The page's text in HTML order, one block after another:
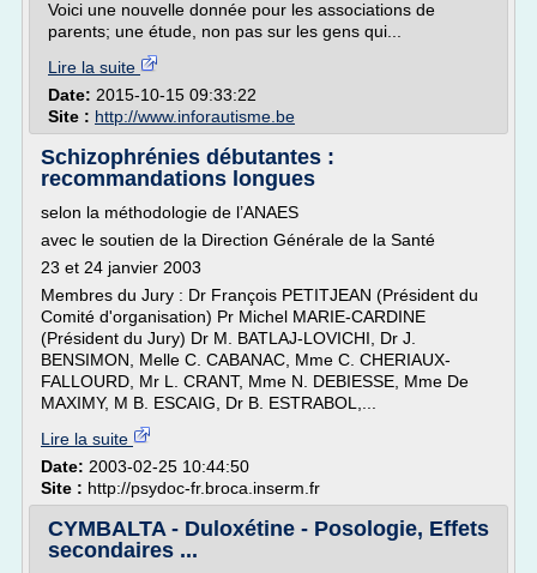
Voici une nouvelle donnée pour les associations de
parents; une étude, non pas sur les gens qui...
Lire la suite
Date: 2015-10-15 09:33:22
Site : http://www.inforautisme.be
Schizophrénies débutantes :
recommandations longues
selon la méthodologie de l’ANAES
avec le soutien de la Direction Générale de la Santé
23 et 24 janvier 2003
Membres du Jury : Dr François PETITJEAN (Président du
Comité d'organisation) Pr Michel MARIE-CARDINE
(Président du Jury) Dr M. BATLAJ-LOVICHI, Dr J.
BENSIMON, Melle C. CABANAC, Mme C. CHERIAUX-
FALLOURD, Mr L. CRANT, Mme N. DEBIESSE, Mme De
MAXIMY, M B. ESCAIG, Dr B. ESTRABOL,...
Lire la suite
Date: 2003-02-25 10:44:50
Site : http://psydoc-fr.broca.inserm.fr
CYMBALTA - Duloxétine - Posologie, Effets
secondaires ...